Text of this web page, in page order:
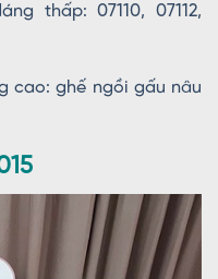
thấp: 07110, 07112,
cao: ghế ngồi gấu nâu